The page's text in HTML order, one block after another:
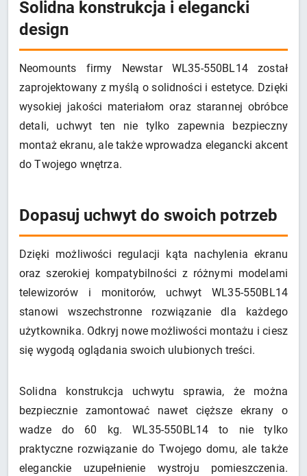
Solidna konstrukcja i elegancki
design
Neomounts firmy Newstar WL35-550BL14 został
zaprojektowany z myślą o solidności i estetyce. Dzięki
wysokiej jakości materiałom oraz starannej obróbce
detali, uchwyt ten nie tylko zapewnia bezpieczny
montaż ekranu, ale także wprowadza elegancki akcent
do Twojego wnętrza.
Dopasuj uchwyt do swoich potrzeb
Dzięki możliwości regulacji kąta nachylenia ekranu
oraz szerokiej kompatybilności z różnymi modelami
telewizorów i monitorów, uchwyt WL35-550BL14
stanowi wszechstronne rozwiązanie dla każdego
użytkownika. Odkryj nowe możliwości montażu i ciesz
się wygodą oglądania swoich ulubionych treści.
Solidna konstrukcja uchwytu sprawia, że można
bezpiecznie zamontować nawet cięższe ekrany o
wadze do 60 kg. WL35-550BL14 to nie tylko
praktyczne rozwiązanie do Twojego domu, ale także
eleganckie uzupełnienie wystroju pomieszczenia.